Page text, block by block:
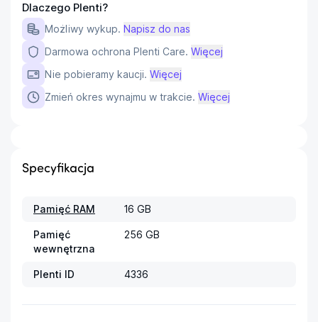
Dlaczego Plenti?
Możliwy wykup. Napisz do nas
Darmowa ochrona Plenti Care. Więcej
Nie pobieramy kaucji. Więcej
Zmień okres wynajmu w trakcie. Więcej
Specyfikacja
Pamięć RAM 16 GB
Pamięć
wewnętrzna
256 GB
Plenti ID 4336